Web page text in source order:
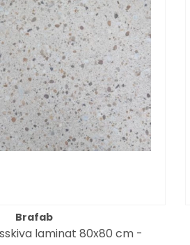
Brafab
laminat 80x80 cm -